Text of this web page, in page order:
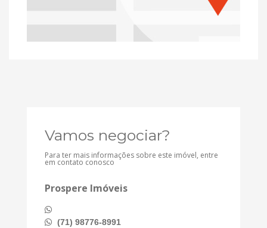
Vamos negociar?
Para ter mais informações sobre este imóvel, entre
em contato conosco
Prospere Imóveis
(71) 98776-8991